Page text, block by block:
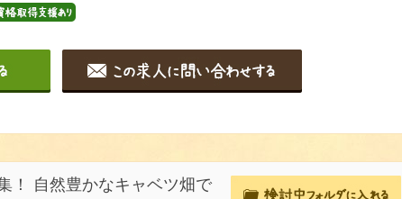
！ 自然豊かなキャベツ畑で